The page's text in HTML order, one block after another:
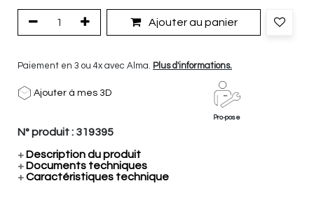
Ajouter au panier
Paiement en 3 ou 4x avec Alma. Plus d'informations.
Ajouter à mes 3D
Pro-pose
N° produit : 319395
+ Description du produit
+ Documents techniques
+Caractéristiques technique